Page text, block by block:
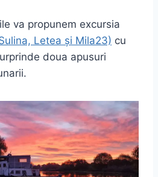
va propunem excursia
Letea și Mila23) cu
doua apusuri